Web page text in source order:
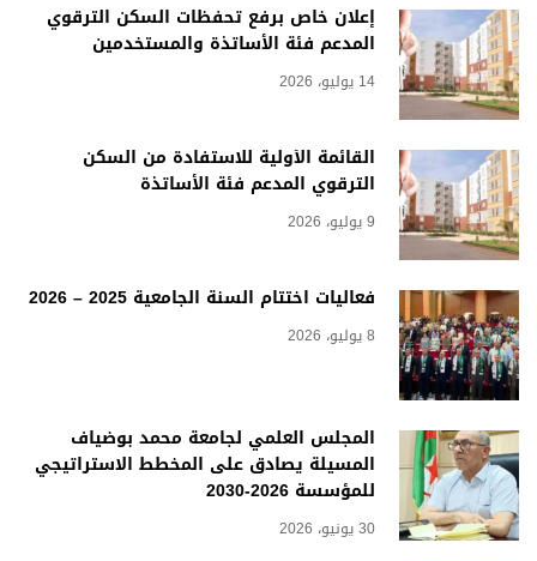
إعلان خاص برفع تحفظات السكن الترقوي
المدعم فئة الأساتذة والمستخدمين
14 يوليو، 2026
القائمة الأولية للاستفادة من السكن
الترقوي المدعم فئة الأساتذة
9 يوليو، 2026
فعاليات اختتام السنة الجامعية 2025 – 2026
8 يوليو، 2026
المجلس العلمي لجامعة محمد بوضياف
المسيلة يصادق على المخطط الاستراتيجي
للمؤسسة 2026-2030
30 يونيو، 2026